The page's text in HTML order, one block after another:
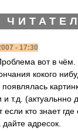
- 17:30
вот в чём.
кокого
и т.д. (актуальнно
кто знает где
адресок.